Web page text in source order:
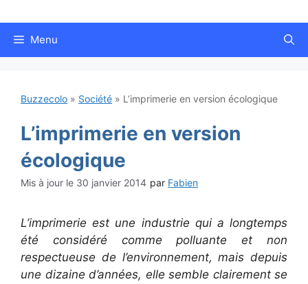
Menu
Buzzecolo » Société » L’imprimerie en version écologique
L’imprimerie en version
écologique
30 janvier 2014 par Fabien
L’imprimerie est une industrie qui a longtemps
été considéré comme polluante et non
respectueuse de l’environnement, mais depuis
une dizaine d’années, elle semble clairement se